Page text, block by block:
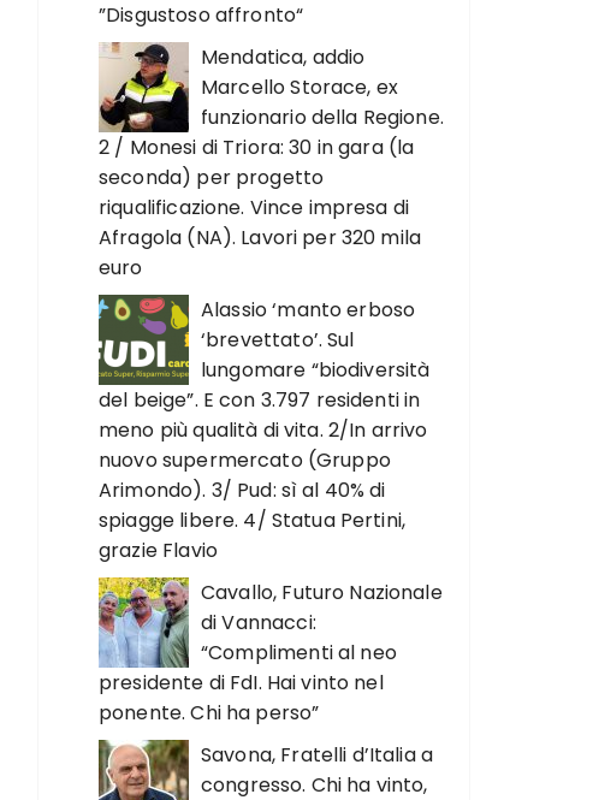
”Disgustoso affronto“
Mendatica, addio
Marcello Storace, ex
funzionario della Regione.
2 / Monesi di Triora: 30 in gara (la
seconda) per progetto
riqualificazione. Vince impresa di
Afragola (NA). Lavori per 320 mila
euro
Alassio ‘manto erboso
‘brevettato’. Sul
lungomare “biodiversità
del beige”. E con 3.797 residenti in
meno più qualità di vita. 2/In arrivo
nuovo supermercato (Gruppo
Arimondo). 3/ Pud: sì al 40% di
spiagge libere. 4/ Statua Pertini,
grazie Flavio
Cavallo, Futuro Nazionale
di Vannacci:
“Complimenti al neo
presidente di FdI. Hai vinto nel
ponente. Chi ha perso”
Savona, Fratelli d’Italia a
congresso. Chi ha vinto,